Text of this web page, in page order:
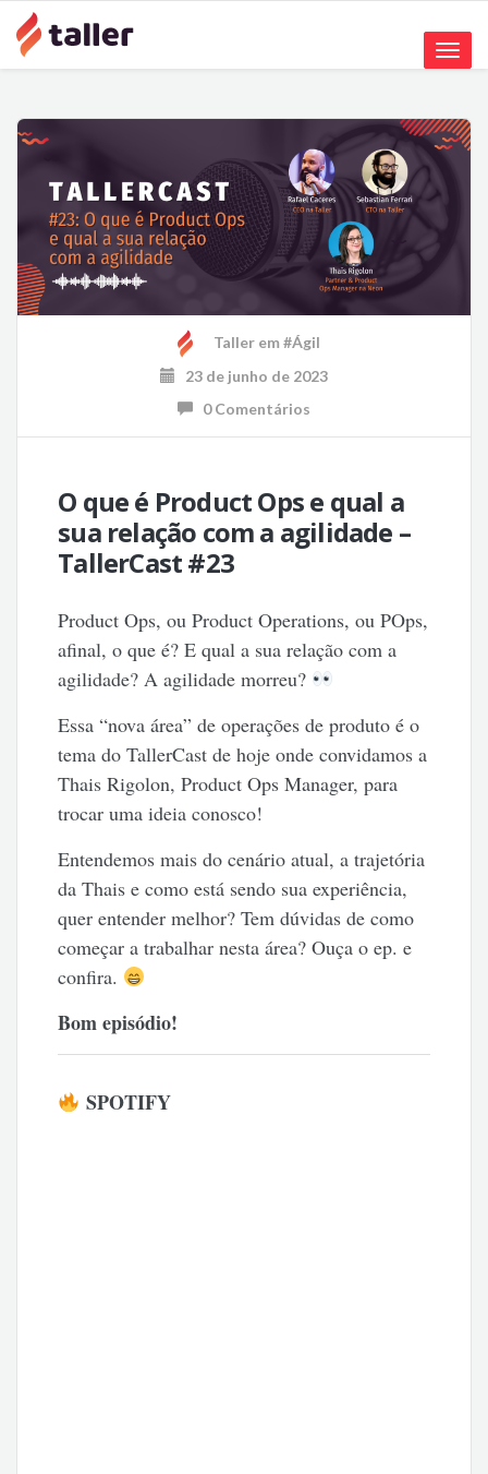
Toggle
Tallerem #Ágil
23 de junho de 2023
0 Comentários
O que é Product Ops e qual a
sua relação com a agilidade –
TallerCast #23
Product Ops, ou Product Operations, ou POps,
afinal, o que é? E qual a sua relação com a
agilidade? A agilidade morreu?
Essa “nova área” de operações de produto é o
tema do TallerCast de hoje onde convidamos a
Thais Rigolon, Product Ops Manager, para
trocar uma ideia conosco!
Entendemos mais do cenário atual, a trajetória
da Thais e como está sendo sua experiência,
quer entender melhor? Tem dúvidas de como
começar a trabalhar nesta área? Ouça o ep. e
confira.
Bom episódio!
SPOTIFY